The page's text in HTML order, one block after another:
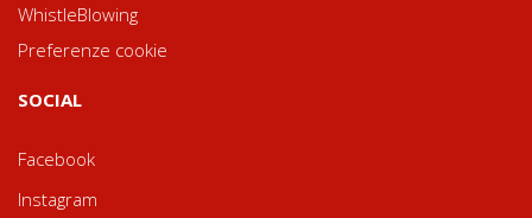
WhistleBlowing
Preferenze cookie
SOCIAL
Facebook
Instagram